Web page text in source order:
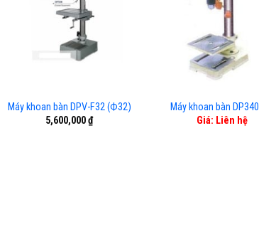
Máy khoan bàn DPV-F32 (Ф32)
5,600,000₫
Máy khoan bàn
Giá: Liên hệ